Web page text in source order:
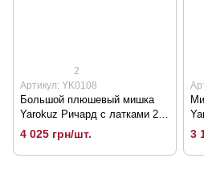
2
Артикул: YK0108
Большой плюшевый мишка
Yarokuz Ричард с латками 2
метра Серый (YK0108)
4 025 грн/шт. 3